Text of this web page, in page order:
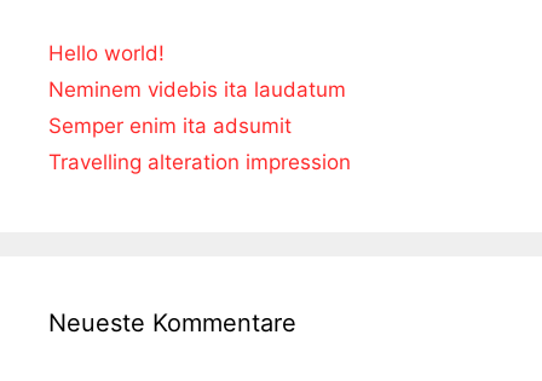
Hello world!
Neminem videbis ita laudatum
Semper enim ita adsumit
Travelling alteration impression
Neueste Kommentare